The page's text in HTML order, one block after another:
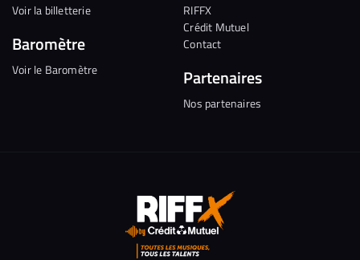
Voir la billetterie
Baromètre
Voir le Baromètre
RIFFX
Crédit Mutuel
Contact
Partenaires
Nos partenaires